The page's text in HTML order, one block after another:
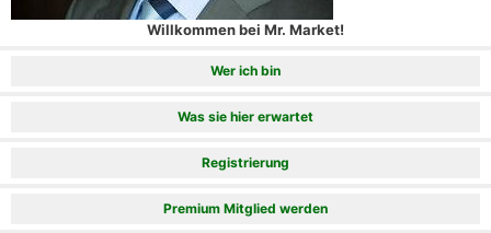
Willkommen bei Mr. Market!
Wer ich bin
Was sie hier erwartet
Registrierung
Premium Mitglied werden